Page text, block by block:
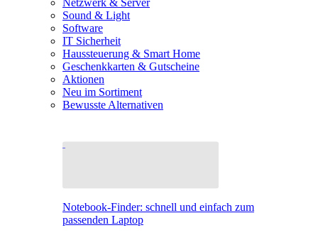
Netzwerk & Server
Sound & Light
Software
IT Sicherheit
Haussteuerung & Smart Home
Geschenkkarten & Gutscheine
Aktionen
Neu im Sortiment
Bewusste Alternativen
Notebook-Finder: schnell und einfach zum
passenden Laptop